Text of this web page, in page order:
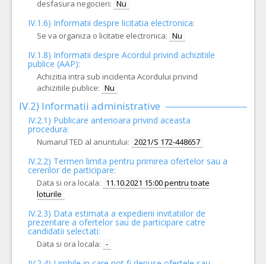
desfasura negocieri: Nu
IV.1.6) Informatii despre licitatia electronica:
Se va organiza o licitatie electronica: Nu
IV.1.8) Informatii despre Acordul privind achizitiile
publice (AAP):
Achizitia intra sub incidenta Acordului privind
achizitiile publice: Nu
IV.2) Informatii administrative
IV.2.1) Publicare anterioara privind aceasta
procedura:
Numarul TED al anuntului: 2021/S 172-448657
IV.2.2) Termen limita pentru primirea ofertelor sau a
cererilor de participare:
Data si ora locala: 11.10.2021 15:00 pentru toate
loturile
IV.2.3) Data estimata a expedierii invitatiilor de
prezentare a ofertelor sau de participare catre
candidatii selectati:
Data si ora locala: -